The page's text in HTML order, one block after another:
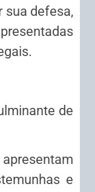
sua defesa,
de
e